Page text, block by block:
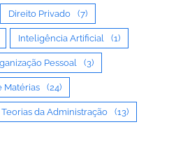
Direito Privado (7)
Inteligência Artificial (1)
Pessoal (3)
Matérias (24)
Teorias da Administração (13)